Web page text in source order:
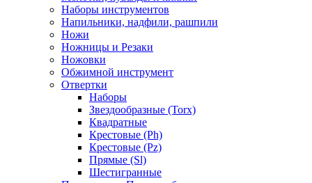
Наборы инструментов
Напильники, надфили, рашпили
Ножи
Ножницы и Резаки
Ножовки
Обжимной инструмент
Отвертки
Наборы
Звездообразные (Torx)
Квадратные
Крестовые (Ph)
Крестовые (Pz)
Прямые (Sl)
Шестигранные